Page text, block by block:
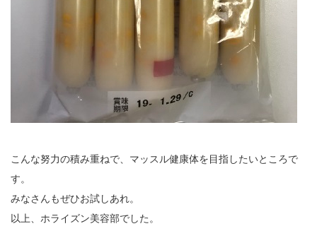
こんな努力の積み重ねで、マッスル健康体を目指したいところで
す。
みなさんもぜひお試しあれ。
以上、ホライズン美容部でした。